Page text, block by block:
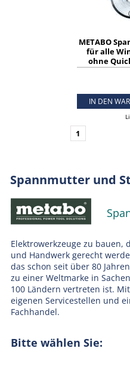
METABO
für alle
ohne
IN DEN
1
Spannmutter und
Elektrowerkzeuge zu
und Handwerk gerecht
das schon seit über 80
zu einer Weltmarke in
100 Ländern vertreten ist.
eigenen Servicestellen und
Fachhandel.
Bitte wählen Sie: